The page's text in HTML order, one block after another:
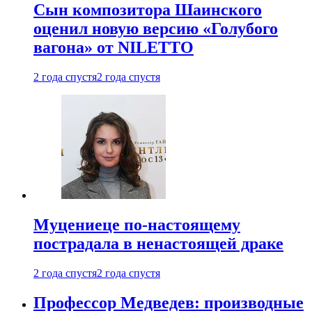
Сын композитора Шаинского
оценил новую версию «Голубого
вагона» от NILETTO
2 года спустя2 года спустя
Муцениеце по-настоящему
пострадала в ненастоящей драке
2 года спустя2 года спустя
Профессор Медведев: производные